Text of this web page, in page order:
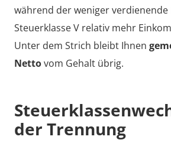
während der weniger
Steuerklasse V relativ mehr
Unter dem Strich bleibt Ihnen
Nettovom Gehalt übrig.
der Trennung